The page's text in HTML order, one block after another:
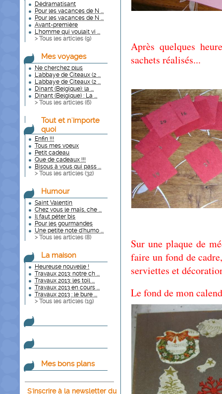
Dédramatisant
Pour les vacances de N ...
Pour les vacances de N ...
Avant-première
L'homme qui voulait vi ...
> Tous les articles (9)
Mes voyages
Ne cherchez plus
L'abbaye de Citeaux (2 ...
L'abbaye de Citeaux (2 ...
Dinant (Belgique): la ...
Dinant (Belgique) : La ...
> Tous les articles (6)
Tout et n'importe
quoi
Enfin !!!
Tous mes voeux
Petit cadeau
Que de cadeaux !!!
Bisous à vous qui pass ...
> Tous les articles (32)
Humour
Saint Valentin
Chez vous le maïs, che ...
Il faut péter bis
Pour les gourmandes
Une petite note d'humo ...
> Tous les articles (8)
La maison
Heureuse nouvelle !
Travaux 2013: notre ch ...
Travaux 2013: les toil ...
Travaux 2013 en cours ...
Travaux 2013 : le bure ...
> Tous les articles (19)
Mes bons plans
S'inscrire à la newsletter du
Après quelques
sachets réalisés...
Sur une plaque de
faire un fond de
serviettes et
Le fond de mon